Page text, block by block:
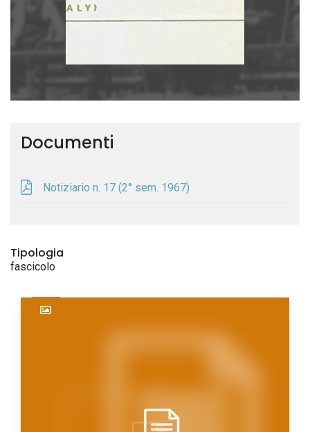
Documenti
Notiziario n. 17 (2° sem. 1967)
Tipologia
fascicolo